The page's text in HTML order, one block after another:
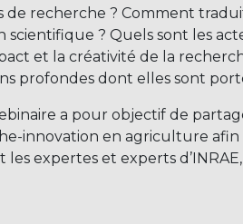
de recherche ? Comment
scientifique ? Quels sont les
et la créativité de la
profondes dont elles sont
a pour objectif de
innovation en agriculture
les expertes et experts